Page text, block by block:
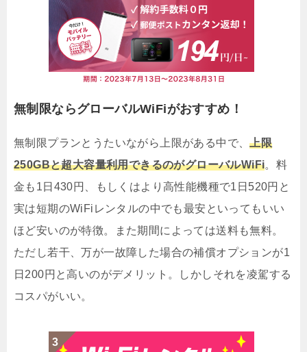
無制限ならグローバルWiFiがおすすめ！
無制限プランとうたいながら上限がある中で、上限
250GBと超大容量利用できるのがグローバルWiFi。料
金も1日430円、もしくはより高性能機種で1日520円と
実は短期のWiFiレンタルの中でも最安といってもいい
ほど安いのが特徴。また期間によっては送料も無料。
ただし若干、万が一故障した場合の補償オプションが1
日200円と高いのがデメリット。しかしそれを凌駕する
コスパがいい。